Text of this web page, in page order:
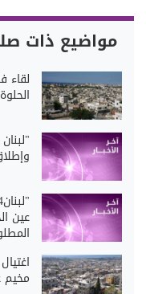
مواضيع ذات
لقاء
الحلوة
عين
مخيم